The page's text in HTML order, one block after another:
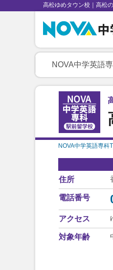
高松ゆめタウン校｜高松
NOVA中学英語
NOVA中学英語専科
住所
電話番号
アクセス
対象年齢